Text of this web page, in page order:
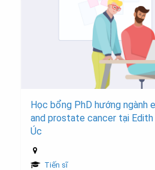
Học bổng PhD hướng ngành
and prostate cancer tại Edith
Úc
Tiến sĩ